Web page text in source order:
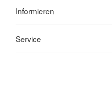
Informieren
Service